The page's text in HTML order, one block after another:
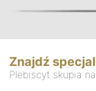
Znajdź
Plebiscyt skupia